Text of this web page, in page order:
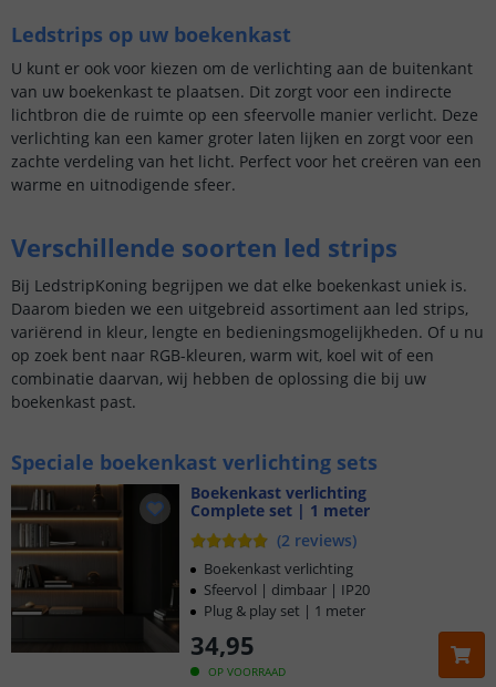
Ledstrips op uw boekenkast
U kunt er ook voor kiezen om de verlichting aan de buitenkant
van uw boekenkast te plaatsen. Dit zorgt voor een indirecte
lichtbron die de ruimte op een sfeervolle manier verlicht. Deze
verlichting kan een kamer groter laten lijken en zorgt voor een
zachte verdeling van het licht. Perfect voor het creëren van een
warme en uitnodigende sfeer.
Verschillende soorten led strips
Bij LedstripKoning begrijpen we dat elke boekenkast uniek is.
Daarom bieden we een uitgebreid assortiment aan led strips,
variërend in kleur, lengte en bedieningsmogelijkheden. Of u nu
op zoek bent naar RGB-kleuren, warm wit, koel wit of een
combinatie daarvan, wij hebben de oplossing die bij uw
boekenkast past.
Speciale boekenkast verlichting sets
Boekenkast verlichting
Complete set | 1 meter
(2 reviews)
OP VOORRAAD
34,95
Boekenkast verlichting
Sfeervol | dimbaar | IP20
Plug & play set | 1 meter